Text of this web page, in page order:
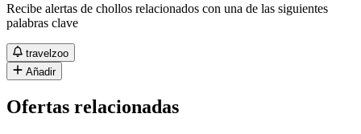
Recibe alertas de chollos relacionados con una de las siguientes
palabras clave
travelzoo
Añadir
Ofertas relacionadas